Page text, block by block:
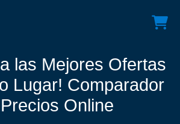
las Mejores Ofertas
Lugar! Comparador
Online